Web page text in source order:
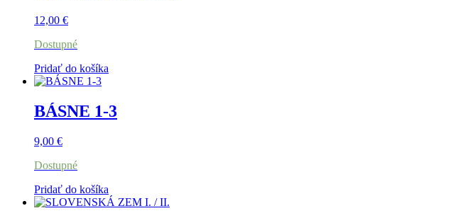
12,00 €
Dostupné
Pridať do košíka
BÁSNE 1-3
9,00 €
Dostupné
Pridať do košíka